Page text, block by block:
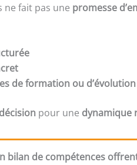
ne fait pas une promesse
de formation ou d’évolution
pour une dynamique
bilan de compétences